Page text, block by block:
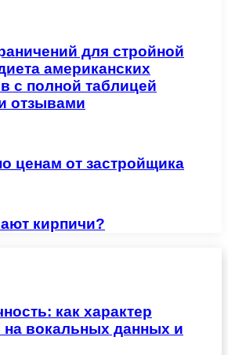
для стройной
американских
с полной таблицей
отзывами
ценам от застройщика
кирпичи?
как характер
на вокальных данных и